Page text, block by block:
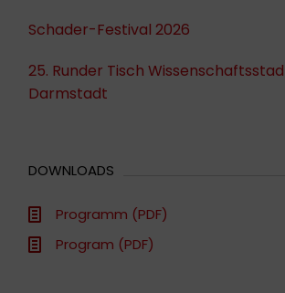
Schader-Festival 2026
25. Runder Tisch
Darmstadt
DOWNLOADS
Programm (PDF)
Program (PDF)